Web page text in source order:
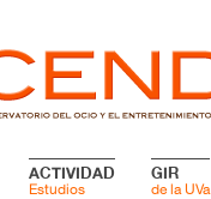
ACTIVIDAD
Estudios
GIR
de la UVa